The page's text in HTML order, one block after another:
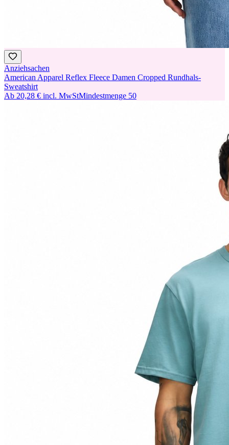
Anziehsachen
American Apparel Reflex Fleece Damen Cropped Rundhals-
Sweatshirt
Ab 20,28 € incl. MwStMindestmenge 50